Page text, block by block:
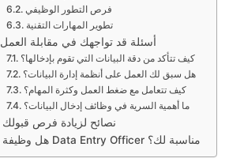
فرص التطور الوظيفي
تطوير المهارات التقنية
أسئلة قد تواجهك في مقابلة العمل
كيف تتأكد من دقة البيانات التي تقوم بإدخالها؟
هل سبق لك العمل على أنظمة إدارة البيانات؟
كيف تتعامل مع ضغط العمل وكثرة المهام؟
ما أهمية السرية في وظائف إدخال البيانات؟
نصائح لزيادة فرص قبولك
هل وظيفة Data Entry Officer مناسبة لك؟